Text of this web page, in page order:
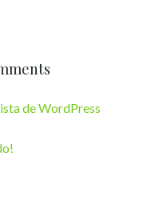
de WordPress